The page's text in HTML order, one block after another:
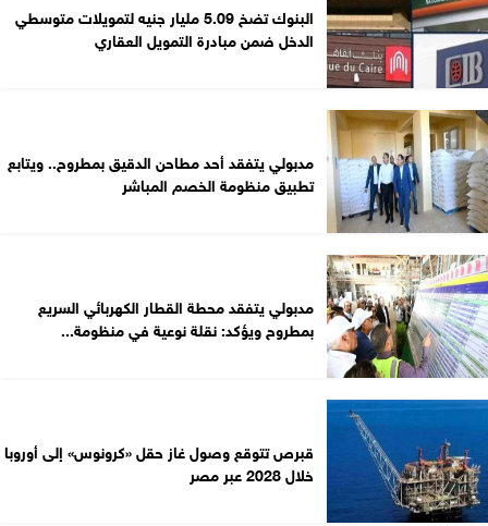
البنوك تضخ 5.09 مليار جنيه لتمويلات متوسطي
الدخل ضمن مبادرة التمويل العقاري
مدبولي يتفقد أحد مطاحن الدقيق بمطروح.. ويتابع
تطبيق منظومة الخصم المباشر
مدبولي يتفقد محطة القطار الكهربائي السريع
بمطروح ويؤكد: نقلة نوعية في منظومة...
قبرص تتوقع وصول غاز حقل «كرونوس» إلى أوروبا
خلال 2028 عبر مصر